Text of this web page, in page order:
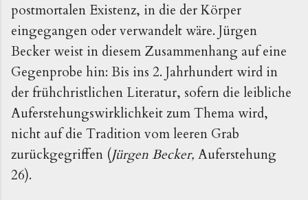
postmortalen Existenz, in die der Körper
eingegangen oder verwandelt wäre. Jürgen
Becker weist in diesem Zusammenhang auf eine
Gegenprobe hin: Bis ins 2. Jahrhundert wird in
der frühchristlichen Literatur, sofern die leibliche
Auferstehungswirklichkeit zum Thema wird,
nicht auf die Tradition vom leeren Grab
zurückgegriffen (Jürgen Becker, Auferstehung
26).